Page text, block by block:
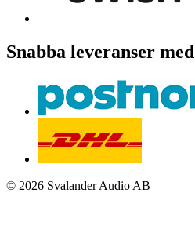
Snabba leveranser med
© 2026 Svalander Audio AB